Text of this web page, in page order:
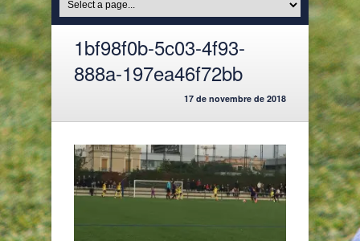
1bf98f0b-5c03-4f93-
888a-197ea46f72bb
17 de novembre de 2018